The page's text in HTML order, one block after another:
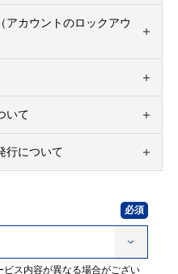
アカウントのロックアウ
いて
行について
ス内容が異なる場合がござい